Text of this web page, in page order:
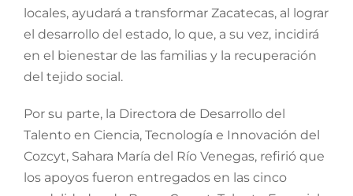
locales, ayudará a transformar Zacatecas, al lograr
el desarrollo del estado, lo que, a su vez, incidirá
en el bienestar de las familias y la recuperación
del tejido social.
Por su parte, la Directora de Desarrollo del
Talento en Ciencia, Tecnología e Innovación del
Cozcyt, Sahara María del Río Venegas, refirió que
los apoyos fueron entregados en las cinco